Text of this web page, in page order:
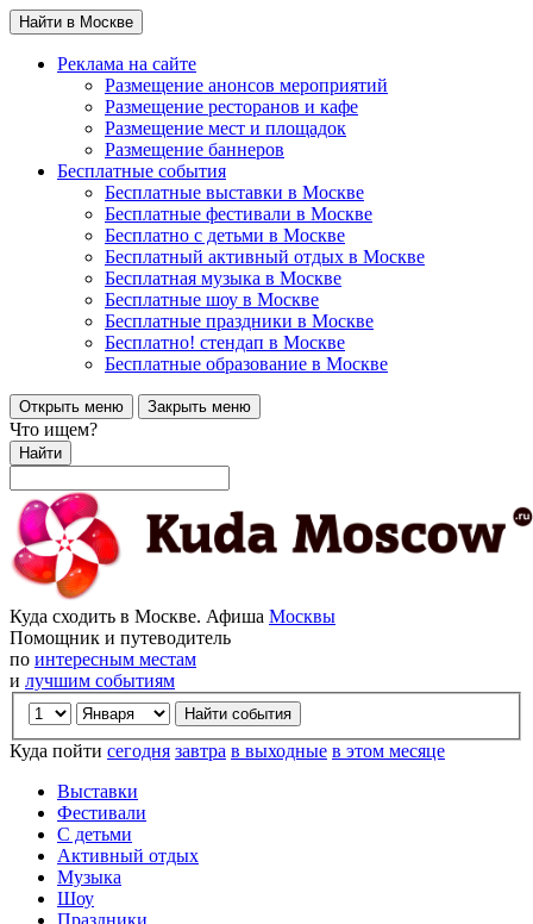
Найти в Москве
Реклама на сайте
Размещение анонсов мероприятий
Размещение ресторанов и кафе
Размещение мест и площадок
Размещение баннеров
Бесплатные события
Бесплатные выставки в Москве
Бесплатные фестивали в Москве
Бесплатно с детьми в Москве
Бесплатный активный отдых в Москве
Бесплатная музыка в Москве
Бесплатные шоу в Москве
Бесплатные праздники в Москве
Бесплатно! стендап в Москве
Бесплатные образование в Москве
Открыть меню Закрыть меню
Что ищем?
Найти
Куда сходить в Москве. Афиша Москвы
Помощник и путеводитель
по интересным местам
и лучшим событиям
Куда пойти сегодня завтра в выходные в этом месяце
Выставки
Фестивали
С детьми
Активный отдых
Музыка
Шоу
Праздники